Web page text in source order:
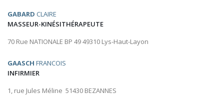
GABARD CLAIRE
MASSEUR-KINÉSITHÉRAPEUTE
70 Rue NATIONALE BP 49 49310 Lys-Haut-Layon
GAASCH FRANCOIS
INFIRMIER
1, rue Jules Méline 51430 BEZANNES